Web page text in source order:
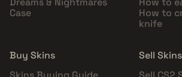
Case
How to
knife
Buy Skins
Sell Skins